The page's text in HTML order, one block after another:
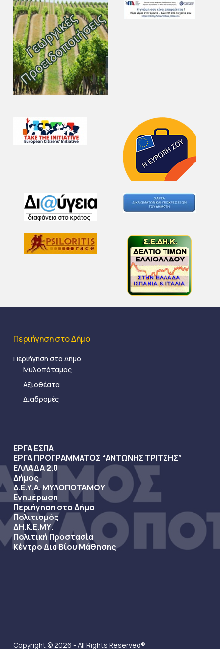
Περιήγηση στο Δήμο
Περιήγηση στο Δήμο
Μυλοπόταμος
Αξιοθέατα
Διαδρομές
ΕΡΓΑ ΕΣΠΑ
ΕΡΓΑ ΠΡΟΓΡΑΜΜΑΤΟΣ “ΑΝΤΩΝΗΣ ΤΡΙΤΣΗΣ”
ΕΛΛΑΔΑ 2.0
Δήμος
Δ.Ε.Υ.Α. ΜΥΛΟΠΟΤΑΜΟΥ
Ενημέρωση
Περιήγηση στο Δήμο
Πολιτισμός
ΔΗ.Κ.Ε.ΜΥ.
Πολιτική Προστασία
Κέντρο Δια Βίου Μάθησης
Copyright © 2026 - All Rights Reserved®